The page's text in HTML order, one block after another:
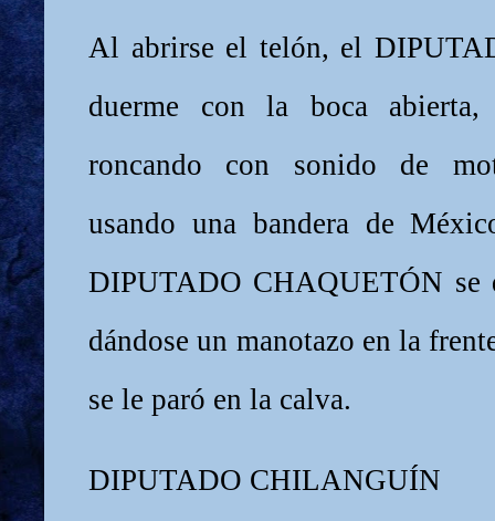
Al abrirse el telón, el
duerme con la boca abierta,
roncando con sonido de
usando una bandera de
DIPUTADO CHAQUETÓN se
dándose un manotazo en la
se le paró en la calva.
DIPUTADO CHILANGUÍN